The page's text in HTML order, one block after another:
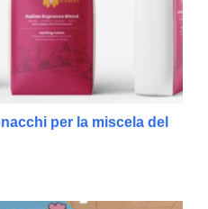
per la miscela del